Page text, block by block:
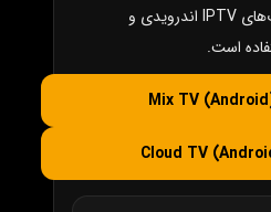
Argon IPTV روی اکثر اپ‌های IPTV اندرویدی و
است.